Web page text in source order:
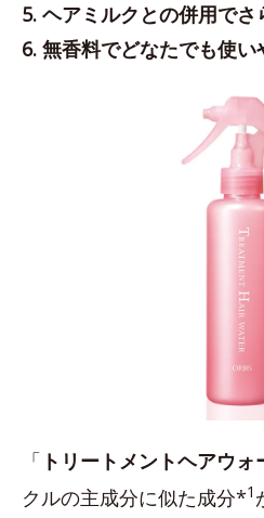
5. ヘアミルクとの併用で
6. 無香料でどなたでも使い
「 トリートメントヘアウォ
クルの主成分に似た成分*1